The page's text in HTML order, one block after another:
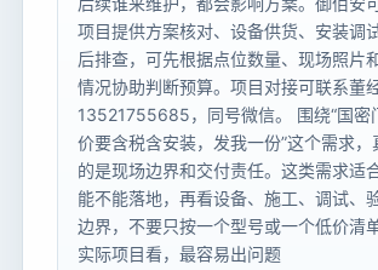
项目提供方案核对、设备供货、安装调
后排查，可先根据点位数量、现场照片
情况协助判断预算。项目对接可联系董经
13521755685，同号微信。 围绕“国密
价要含税含安装，发我一份”这个需求，
的是现场边界和交付责任。这类需求适
能不能落地，再看设备、施工、调试、
边界，不要只按一个型号或一个低价清
实际项目看，最容易出问题